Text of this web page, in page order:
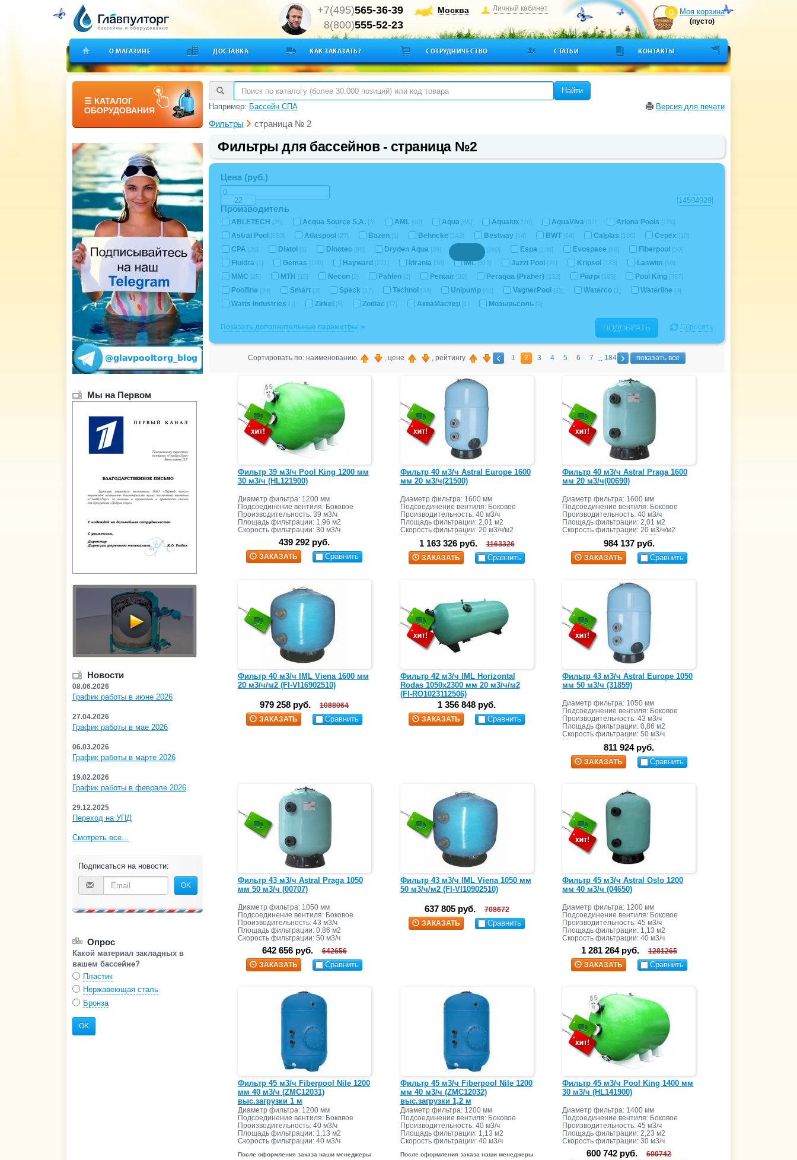
+7(495)565-36-39
8(800)555-52-23
Москва Личный кабинет 0 Моя корзина
(пусто)
О МАГАЗИНЕ ДОСТАВКА КАК ЗАКАЗАТЬ? СОТРУДНИЧЕСТВО СТАТЬИ КОНТАКТЫ
☰ КАТАЛОГ
ОБОРУДОВАНИЯ
Мы на Первом
Новости
08.06.2026
График работы в июне 2026
27.04.2026
График работы в мае 2026
06.03.2026
График работы в марте 2026
19.02.2026
График работы в феврале 2026
29.12.2025
Переход на УПД
Смотреть все...
Подписаться на новости:
OK
Опрос
Какой материал закладных в
вашем бассейне?
Пластик
Нержавеющая сталь
Бронза
OK
Найти
Например: Бассейн СПА Версия для печати
Фильтры страница № 2
Фильтры для бассейнов - страница №2
Цена (руб.)
Производитель
ABLETECH [25] Acqua Source S.A. [3] AML [40] Aqua [35] Aqualux [10] AquaViva [32] Ariona Pools [126]
Astral Pool [550] Atlaspool [27] Bazen Behncke [142] Bestway BWT [64] Calplas [100] Cepex [10]
CPA [26] Diatol Dinotec [98] Dryden Aqua [39] Emaux [260] Espa [138] Evospace [99] Fiberpool [50]
Fluidra Gemas [199] Hayward [271] Idrania [30] IML[312] Jazzi Pool [31] Kripsol [183] Laswim [58]
MMC [25] MTH [15] Necon [2] Pahlen [2] Pentair [28] Peraqua (Praher) [132] Piarpi [185] Pool King [387]
Poolline [39] Smart [3] Speck [17] Technol [34] Unipump [42] VagnerPool [23] Waterco Waterline [3]
Watts Industries Zirkel [5] Zodiac [17] АкваМастер Мозырьсоль
Показать дополнительные параметры Сбросить
ПОДОБРАТЬ
Сортировать по: наименованию , цене , рейтингу 1 2 3 4 5 6 7 ... 184 показать все
Фильтр 39 м3/ч Pool King 1200 мм
30 м3/ч (HL121900)
Диаметр фильтра: 1200 мм
Подсоединение вентиля: Боковое
Производительность: 39 м3/ч
Площадь фильтрации: 1,96 м2
Скорость фильтрации: 30 м3/ч
439 292 руб.
ЗАКАЗАТЬ Сравнить
Фильтр 40 м3/ч Astral Europe 1600
мм 20 м3/ч(21500)
Диаметр фильтра: 1600 мм
Подсоединение вентиля: Боковое
Производительность: 40 м3/ч
Площадь фильтрации: 2,01 м2
Скорость фильтрации: 20 м3/ч/м2
Масса засыпки: 2375 кг+515 кг
1 163 326 руб.
1163326
ЗАКАЗАТЬ
Сравнить
Фильтр 40 м3/ч Astral Praga 1600
мм 20 м3/ч(00690)
Диаметр фильтра: 1600 мм
Подсоединение вентиля: Боковое
Производительность: 40 м3/ч
Площадь фильтрации: 2,01 м2
Скорость фильтрации: 20 м3/ч/м2
Масса засыпки: 2150 кг+675 кг
984 137 руб.
ЗАКАЗАТЬ Сравнить
Фильтр 40 м3/ч IML Viena 1600 мм
20 м3/ч/м2 (FI-VI16902510)
979 258 руб.
1088064
ЗАКАЗАТЬ
Сравнить
Фильтр 42 м3/ч IML Horizontal
Rodas 1050х2300 мм 20 м3/ч/м2
(FI-RO1023112506)
1 356 848 руб.
ЗАКАЗАТЬ Сравнить
Фильтр 43 м3/ч Astral Europe 1050
мм 50 м3/ч (31859)
Диаметр фильтра: 1050 мм
Подсоединение вентиля: Боковое
Производительность: 43 м3/ч
Площадь фильтрации: 0,86 м2
Скорость фильтрации: 50 м3/ч
Масса засыпки: 1300 кг+265 кг
811 924 руб.
ЗАКАЗАТЬ Сравнить
Фильтр 43 м3/ч Astral Praga 1050
мм 50 м3/ч (00707)
Диаметр фильтра: 1050 мм
Подсоединение вентиля: Боковое
Производительность: 43 м3/ч
Площадь фильтрации: 0,86 м2
Скорость фильтрации: 50 м3/ч
642 656 руб.
642656
ЗАКАЗАТЬ
Сравнить
Фильтр 43 м3/ч IML Viena 1050 мм
50 м3/ч/м2 (FI-VI10902510)
637 805 руб.
708672
ЗАКАЗАТЬ
Сравнить
Фильтр 45 м3/ч Astral Oslo 1200
мм 40 м3/ч (04650)
Диаметр фильтра: 1200 мм
Подсоединение вентиля: Боковое
Производительность: 45 м3/ч
Площадь фильтрации: 1,13 м2
Скорость фильтрации: 40 м3/ч
1 281 264 руб.
1281265
ЗАКАЗАТЬ
Сравнить
Фильтр 45 м3/ч Fiberpool Nile 1200
мм 40 м3/ч (ZMC12031)
выс.загрузки 1 м
Диаметр фильтра: 1200 мм
Подсоединение вентиля: Боковое
Производительность: 40 м3/ч
Площадь фильтрации: 1,13 м2
Скорость фильтрации: 40 м3/ч
После оформления заказа наши менеджеры
Фильтр 45 м3/ч Fiberpool Nile 1200
мм 40 м3/ч (ZMC12032)
выс.загрузки 1,2 м
Диаметр фильтра: 1200 мм
Подсоединение вентиля: Боковое
Производительность: 40 м3/ч
Площадь фильтрации: 1,13 м2
Скорость фильтрации: 40 м3/ч
После оформления заказа наши менеджеры
Фильтр 45 м3/ч Pool King 1400 мм
30 м3/ч (HL141900)
Диаметр фильтра: 1400 мм
Подсоединение вентиля: Боковое
Производительность: 45 м3/ч
Площадь фильтрации: 2,23 м2
Скорость фильтрации: 30 м3/ч
600 742 руб.
600742